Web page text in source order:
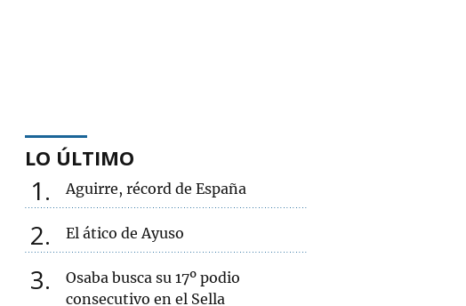
LO ÚLTIMO
1 Aguirre, récord de España
2 El ático de Ayuso
3
Osaba busca su 17º podio
consecutivo en el Sella